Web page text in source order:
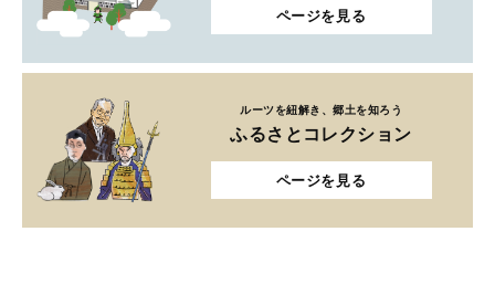
ページを見る
ルーツを紐解き、郷土を知ろう
ふるさとコレクション
ページを見る